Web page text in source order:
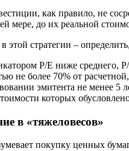
как правило, не
мере, до их реальной
в этой стратегии –
P/E ниже среднего,
не более 70% от
эмитента не менее 5
которых
в «тяжеловесов»
покупку ценных